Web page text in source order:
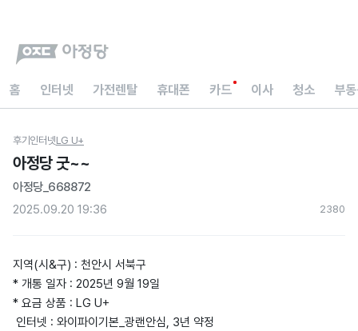
홈 인터넷 가전렌탈 휴대폰 카드 이사 청소 부
후기 인터넷LG U+
아정당 굿~~
아정당_668872
2025.09.20 19:36
2380
지역(시&구) : 천안시 서북구
* 개통 일자 : 2025년 9월 19일
* 요금 상품 : LG U+
인터넷 : 와이파이기본_광랜안심, 3년 약정